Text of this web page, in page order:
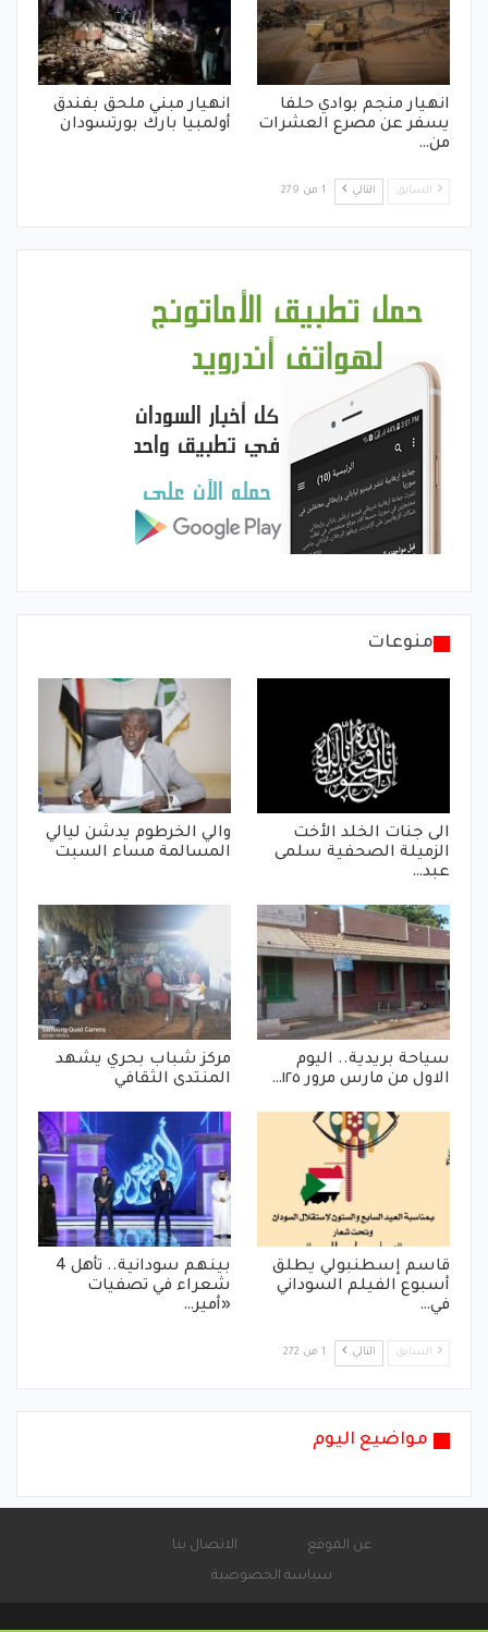
انهيار منجم بوادي حلفا
يسفر عن مصرع العشرات
من…
انهيار مبني ملحق بفندق
أولمبيا بارك بورتسودان
السابق التالي 1 من 279
منوعات
الى جنات الخلد الأخت
الزميلة الصحفية سلمى
عبد…
والي الخرطوم يدشن ليالي
المسالمة مساء السبت
سياحة بريدية.. اليوم
الاول من مارس مرور ١٢٥…
مركز شباب بحري يشهد
المنتدى الثقافي
قاسم إسطنبولي يطلق
أسبوع الفيلم السوداني
في…
بينهم سودانية.. تأهل 4
شعراء في تصفيات
«أمير…
السابق التالي 1 من 272
مواضيع اليوم
عن الموقع
الاتصال بنا
سياسة الخصوصية